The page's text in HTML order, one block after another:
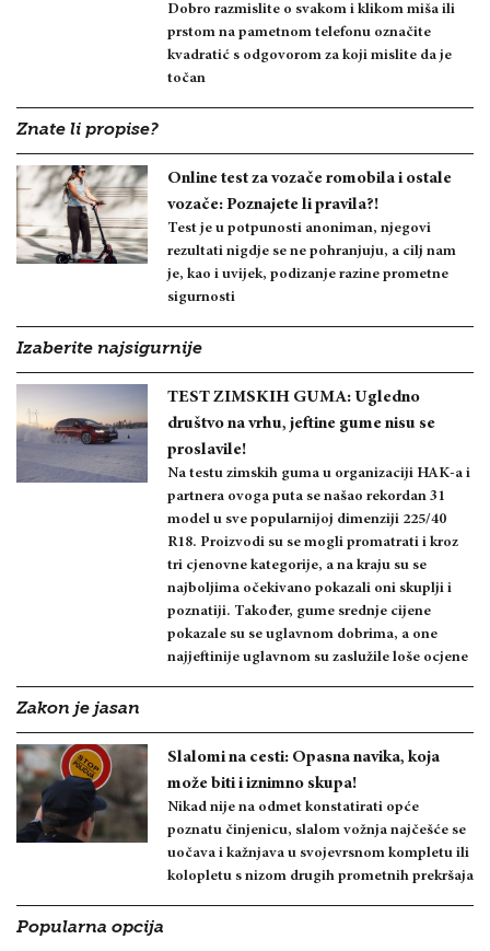
Dobro razmislite o svakom i klikom miša ili
prstom na pametnom telefonu označite
kvadratić s odgovorom za koji mislite da je
točan
Znate li propise?
Online test za vozače romobila i ostale
vozače: Poznajete li pravila?!
Test je u potpunosti anoniman, njegovi
rezultati nigdje se ne pohranjuju, a cilj nam
je, kao i uvijek, podizanje razine prometne
sigurnosti
Izaberite najsigurnije
TEST ZIMSKIH GUMA: Ugledno
društvo na vrhu, jeftine gume nisu se
proslavile!
Na testu zimskih guma u organizaciji HAK-a i
partnera ovoga puta se našao rekordan 31
model u sve popularnijoj dimenziji 225/40
R18. Proizvodi su se mogli promatrati i kroz
tri cjenovne kategorije, a na kraju su se
najboljima očekivano pokazali oni skuplji i
poznatiji. Također, gume srednje cijene
pokazale su se uglavnom dobrima, a one
najjeftinije uglavnom su zaslužile loše ocjene
Zakon je jasan
Slalomi na cesti: Opasna navika, koja
može biti i iznimno skupa!
Nikad nije na odmet konstatirati opće
poznatu činjenicu, slalom vožnja najčešće se
uočava i kažnjava u svojevrsnom kompletu ili
kolopletu s nizom drugih prometnih prekršaja
Popularna opcija